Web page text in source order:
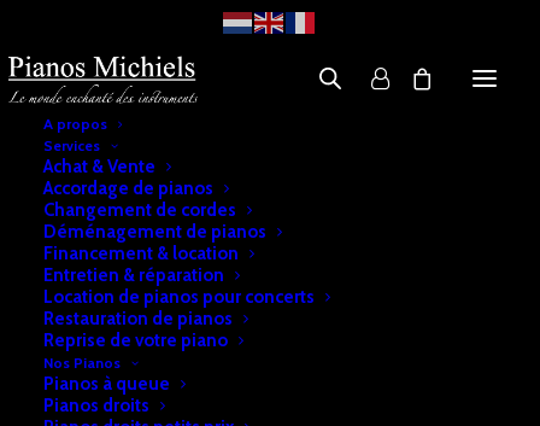
A propos
Services
Achat & Vente
Accordage de pianos
Changement de cordes
Déménagement de pianos
Financement & location
Entretien & réparation
Location de pianos pour concerts
Restauration de pianos
Reprise de votre piano
Nos Pianos
Pianos à queue
Pianos droits